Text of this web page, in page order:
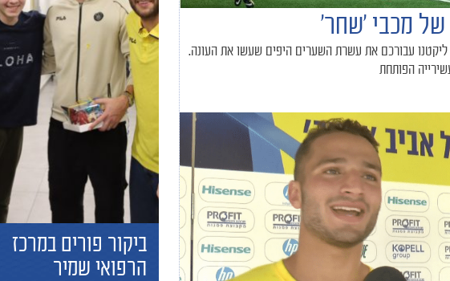
ליקטנו עבורכם את עשרת השערים היפים שעשו את העונה.
ביקור פורים במרכז
הרפואי שמיר